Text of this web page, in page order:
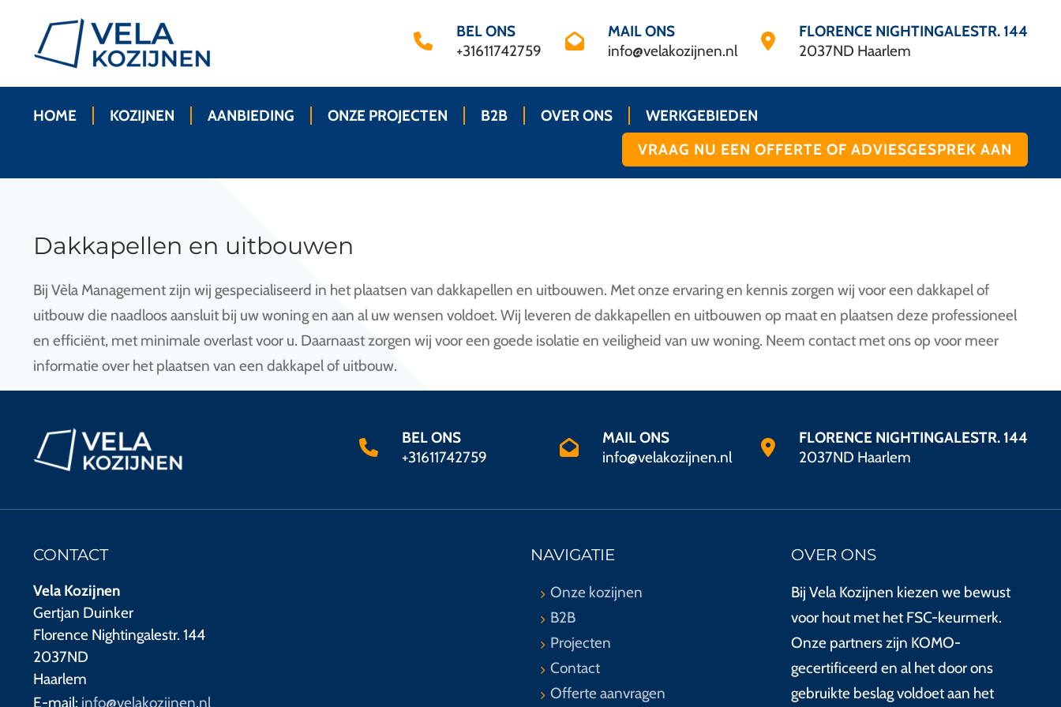
BEL ONS
+31611742759
MAIL ONS
info@velakozijnen.nl
FLORENCE NIGHTINGALESTR. 144
2037ND Haarlem
HOME KOZIJNEN AANBIEDING ONZE PROJECTEN B2B OVER ONS
WERKGEBIEDEN
VRAAG NU EEN OFFERTE OF ADVIESGESPREK AAN
Dakkapellen en uitbouwen
Bij Vèla Management zijn wij gespecialiseerd in het plaatsen van dakkapellen en uitbouwen. Met onze ervaring en kennis zorgen wij voor een dakkapel of
uitbouw die naadloos aansluit bij uw woning en aan al uw wensen voldoet. Wij leveren de dakkapellen en uitbouwen op maat en plaatsen deze professioneel
en efficiënt, met minimale overlast voor u. Daarnaast zorgen wij voor een goede isolatie en veiligheid van uw woning. Neem contact met ons op voor meer
informatie over het plaatsen van een dakkapel of uitbouw.
BEL ONS
+31611742759
MAIL ONS
info@velakozijnen.nl
FLORENCE NIGHTINGALESTR. 144
2037ND Haarlem
CONTACT
Vela Kozijnen
Gertjan Duinker
Florence Nightingalestr. 144
2037ND
Haarlem
E-mail: info@velakozijnen.nl
NAVIGATIE
Onze kozijnen
B2B
Projecten
Contact
Offerte aanvragen
OVER ONS
Bij Vela Kozijnen kiezen we bewust
voor hout met het FSC-keurmerk.
Onze partners zijn KOMO-
gecertificeerd en al het door ons
gebruikte beslag voldoet aan het